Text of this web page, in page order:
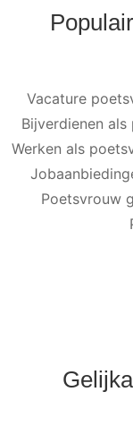
Vacature
Bijverdienen
Werken als
Poetsvrouw